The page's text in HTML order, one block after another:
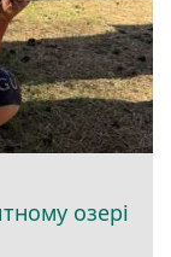
озері